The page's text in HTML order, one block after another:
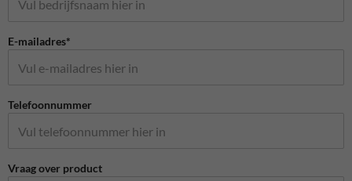
E-mailadres*
Telefoonnummer
Vraag over product